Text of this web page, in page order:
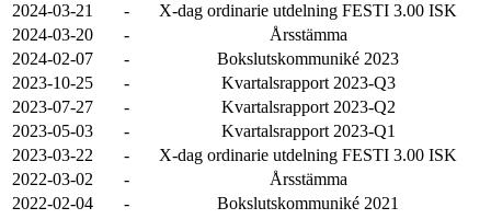
2024-03-21 -
X-dag ordinarie utdelning FESTI 3.00 ISK
2024-03-20
-
Årsstämma
2024-02-07
-
Bokslutskommuniké 2023
2023-10-25
-
Kvartalsrapport 2023-Q3
2023-07-27
-
Kvartalsrapport 2023-Q2
2023-05-03
-
Kvartalsrapport 2023-Q1
2023-03-22
-
X-dag ordinarie utdelning FESTI 3.00 ISK
2022-03-02
-
Årsstämma
2022-02-04
-
Bokslutskommuniké 2021